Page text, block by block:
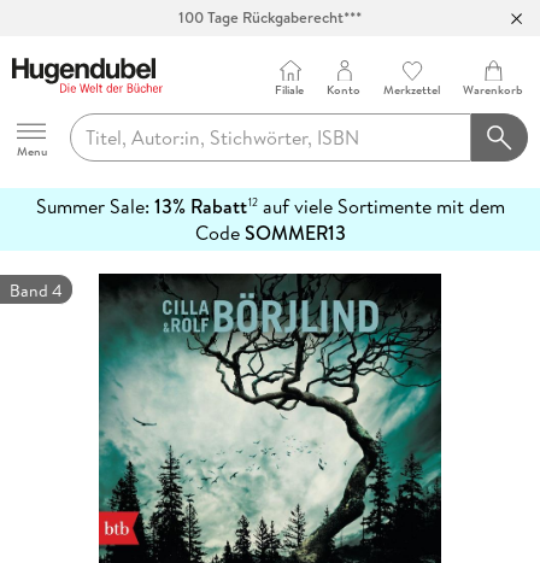
100 Tage Rückgaberecht***
Hugendubel
Menu
Filiale Konto Merkzettel Warenkorb
Summer Sale: 13% Rabatt12auf viele Sortimente mit dem
CodeSOMMER13
erfahren
Band 4